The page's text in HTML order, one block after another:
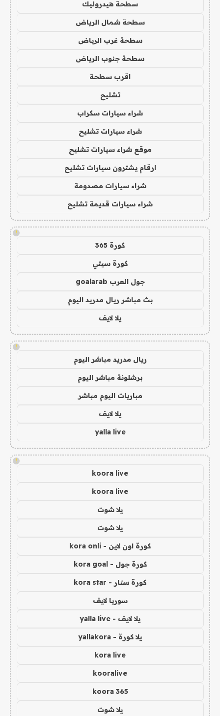
سطحة هيدروليك
سطحة شمال الرياض
سطحة غرب الرياض
سطحة جنوب الرياض
اقرب سطحة
تشليح
شراء سيارات سكراب
شراء سيارات تشليح
موقع شراء سيارات تشليح
ارقام يشترون سيارات تشليح
شراء سيارات مصدومة
شراء سيارات قديمة تشليح
!
كورة 365
كورة سيتي
جول العرب goalarab
بث مباشر ريال مدريد اليوم
يلا لايف
!
ريال مدريد مباشر اليوم
برشلونة مباشر اليوم
مباريات اليوم مباشر
يلا لايف
yalla live
!
koora live
koora live
يلا شوت
يلا شوت
كورة اون لاين - kora onli
كورة جول - kora goal
كورة ستار - kora star
سوريا لايف
يلا لايف - yalla live
يلا كورة - yallakora
kora live
kooralive
koora 365
يلا شوت